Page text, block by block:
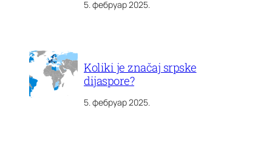
5. фебруар 2025.
Koliki je značaj srpske
dijaspore?
5. фебруар 2025.